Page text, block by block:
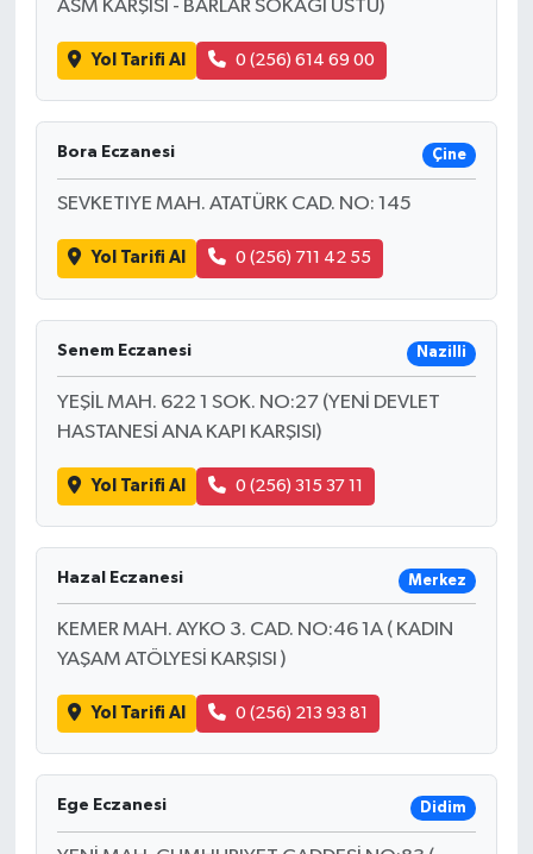
ASM KARŞISI - BARLAR SOKAĞI ÜSTÜ)
Yol Tarifi Al 0 (256) 614 69 00
Bora Eczanesi Çine
SEVKETIYE MAH. ATATÜRK CAD. NO: 145
Yol Tarifi Al 0 (256) 711 42 55
Senem Eczanesi Nazilli
YEŞİL MAH. 622 1 SOK. NO:27 (YENİ DEVLET
HASTANESİ ANA KAPI KARŞISI)
Yol Tarifi Al 0 (256) 315 37 11
Hazal Eczanesi Merkez
KEMER MAH. AYKO 3. CAD. NO:46 1A ( KADIN
YAŞAM ATÖLYESİ KARŞISI )
Yol Tarifi Al 0 (256) 213 93 81
Ege Eczanesi Didim